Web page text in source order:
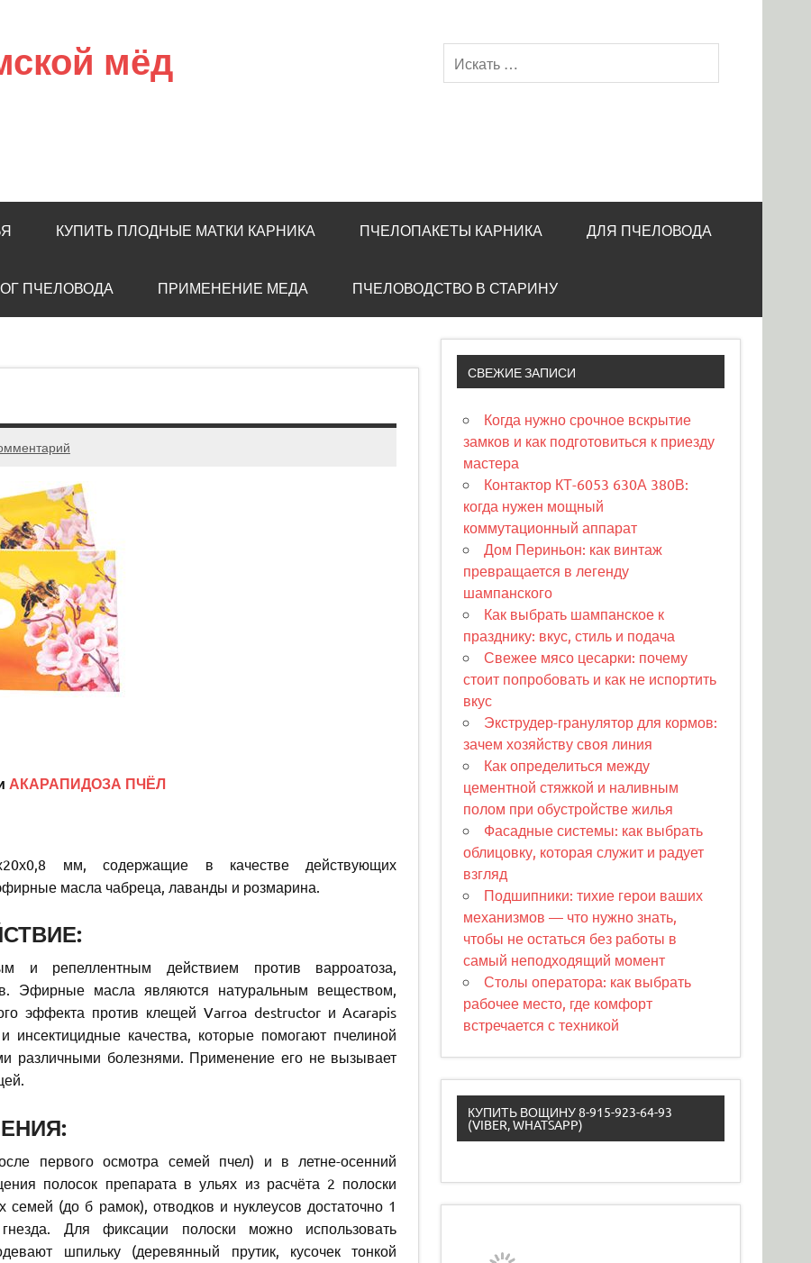
мёд
КУПИТЬ ПЛОДНЫЕ МАТКИ КАРНИКА ПЧЕЛОПАКЕТЫ КАРНИКА ДЛЯ ПЧЕЛОВОДА
ПЧЕЛОВОДА ПРИМЕНЕНИЕ МЕДА ПЧЕЛОВОДСТВО В СТАРИНУ
АКАРАПИДОЗА ПЧЁЛ
мм, содержащие в качестве действующих
масла чабреца, лаванды и розмарина.
и репеллентным действием против варроатоза,
Эфирные масла являются натуральным веществом,
эффекта против клещей Varroa destructor и Acarapis
качества, которые помогают пчелиной
различными болезнями. Применение его не вызывает
первого осмотра семей пчел) и в летне-осенний
полосок препарата в ульях из расчёта 2 полоски
(до б рамок), отводков и нуклеусов достаточно 1
Для фиксации полоски можно использовать
шпильку (деревянный прутик, кусочек тонкой
СВЕЖИЕ ЗАПИСИ
Когда нужно срочное вскрытие
замков и как подготовиться к приезду
мастера
Контактор КТ-6053 630А 380В:
когда нужен мощный
коммутационный аппарат
Дом Периньон: как винтаж
превращается в легенду
шампанского
Как выбрать шампанское к
празднику: вкус, стиль и подача
Свежее мясо цесарки: почему
стоит попробовать и как не испортить
вкус
Экструдер-гранулятор для кормов:
зачем хозяйству своя линия
Как определиться между
цементной стяжкой и наливным
полом при обустройстве жилья
Фасадные системы: как выбрать
облицовку, которая служит и радует
взгляд
Подшипники: тихие герои ваших
механизмов — что нужно знать,
чтобы не остаться без работы в
самый неподходящий момент
Столы оператора: как выбрать
рабочее место, где комфорт
встречается с техникой
КУПИТЬ ВОЩИНУ 8-915-923-64-93
(VIBER, WHATSAPP)